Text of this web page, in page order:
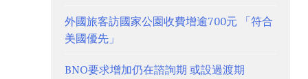
外國旅客訪國家公園收費增逾700元 「符合
美國優先」
BNO要求增加仍在諮詢期 或設過渡期